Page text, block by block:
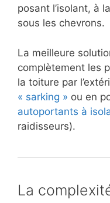
posant l’isolant, à
sous les chevrons.
La meilleure
complètement les
la toiture par
« sarking » ou en
autoportants à
raidisseurs).
La